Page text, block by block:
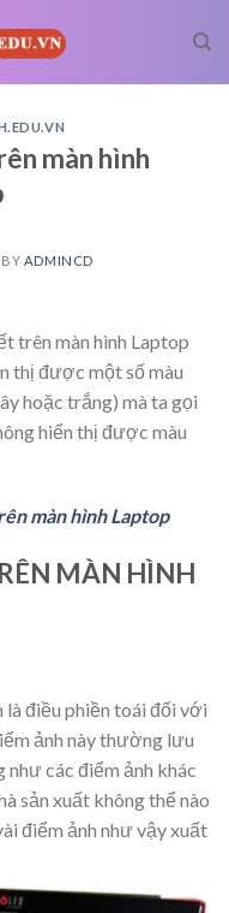
màn hình
BY ADMINCD
trên màn hình Laptop
thị được một số màu
hoặc trắng) mà ta gọi
hiển thị được màu
màn hình Laptop
MÀN HÌNH
là điều phiền toái đối với
ảnh này thường lưu
như các điểm ảnh khác
sản xuất không thể nào
điểm ảnh như vậy xuất